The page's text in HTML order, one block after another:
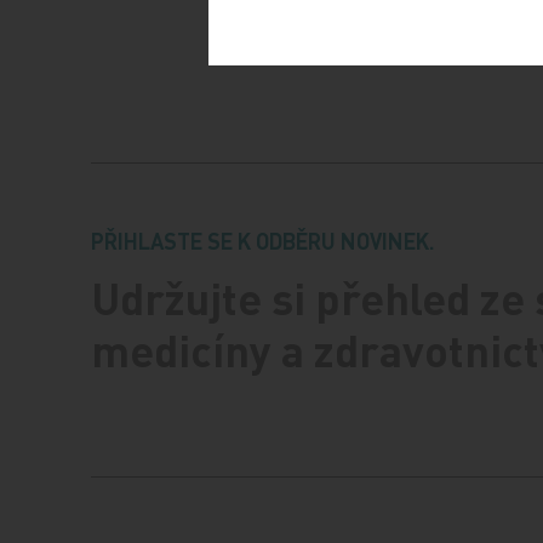
PŘIHLASTE SE K ODBĚRU NOVINEK.